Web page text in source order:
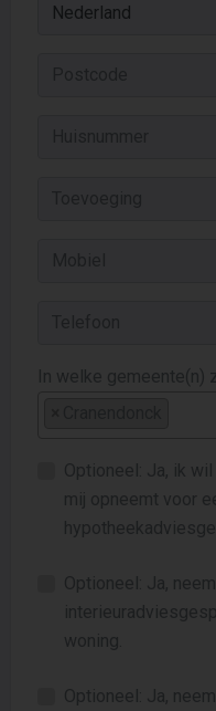
In welke gemeente(n)
Optioneel: Ja, ik
mij opneemt voor
Optioneel: Ja,
woning.
Optioneel: Ja,